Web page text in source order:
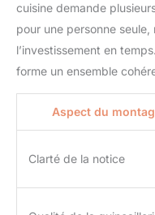
cuisine demande
pour une personne
l’investissement en
forme un ensemble
Aspect du
Clarté de la notice